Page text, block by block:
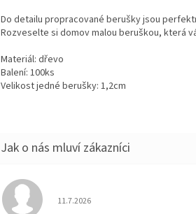
Do detailu propracované berušky jsou
Rozveselte si domov malou beruškou, která
Materiál: dřevo
Balení: 100ks
Velikost jedné berušky: 1,2cm
Hodnocení obchodu je 5 z 5
11.7.2026